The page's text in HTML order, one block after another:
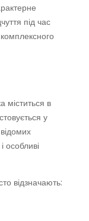
під час
міститься в
у
особливі
відзначають: